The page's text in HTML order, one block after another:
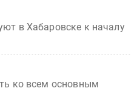
в Хабаровске к началу
ко всем основным